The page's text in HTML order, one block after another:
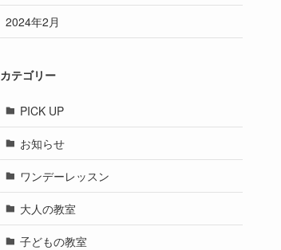
2024年2月
カテゴリー
PICK UP
お知らせ
ワンデーレッスン
大人の教室
子どもの教室